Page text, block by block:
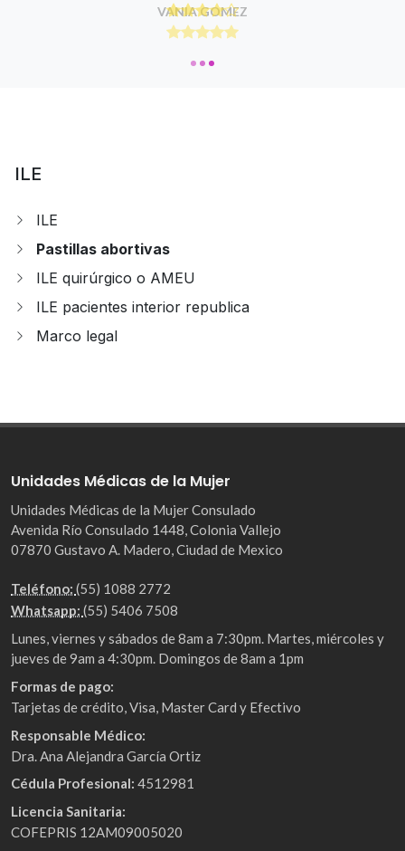
VANIA GOMEZ
ILE
ILE
Pastillas abortivas
ILE quirúrgico o AMEU
ILE pacientes interior republica
Marco legal
Unidades Médicas de la Mujer
Unidades Médicas de la Mujer Consulado
Avenida Río Consulado 1448, Colonia Vallejo
07870 Gustavo A. Madero, Ciudad de Mexico
Teléfono: (55) 1088 2772
Whatsapp: (55) 5406 7508
Lunes, viernes y sábados de 8am a 7:30pm. Martes, miércoles y
jueves de 9am a 4:30pm. Domingos de 8am a 1pm
Formas de pago:
Tarjetas de crédito, Visa, Master Card y Efectivo
Responsable Médico:
Dra. Ana Alejandra García Ortiz
Cédula Profesional: 4512981
Licencia Sanitaria:
COFEPRIS 12AM09005020